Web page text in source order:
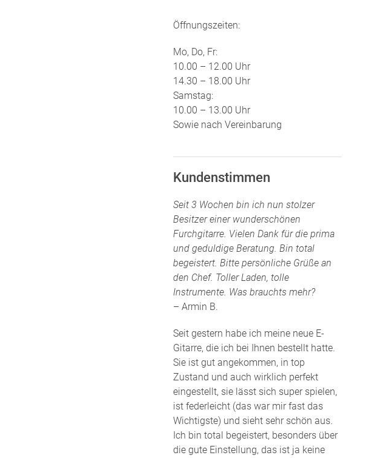
Öffnungszeiten:
Mo, Do, Fr:
10.00 – 12.00 Uhr
14.30 – 18.00 Uhr
Samstag:
10.00 – 13.00 Uhr
Sowie nach Vereinbarung
Kundenstimmen
Seit 3 Wochen bin ich nun stolzer
Besitzer einer wunderschönen
Furchgitarre. Vielen Dank für die prima
und geduldige Beratung. Bin total
begeistert. Bitte persönliche Grüße an
den Chef. Toller Laden, tolle
Instrumente. Was brauchts mehr?
– Armin B.
Seit gestern habe ich meine neue E-
Gitarre, die ich bei Ihnen bestellt hatte.
Sie ist gut angekommen, in top
Zustand und auch wirklich perfekt
eingestellt, sie lässt sich super spielen,
ist federleicht (das war mir fast das
Wichtigste) und sieht sehr schön aus.
Ich bin total begeistert, besonders über
die gute Einstellung, das ist ja keine